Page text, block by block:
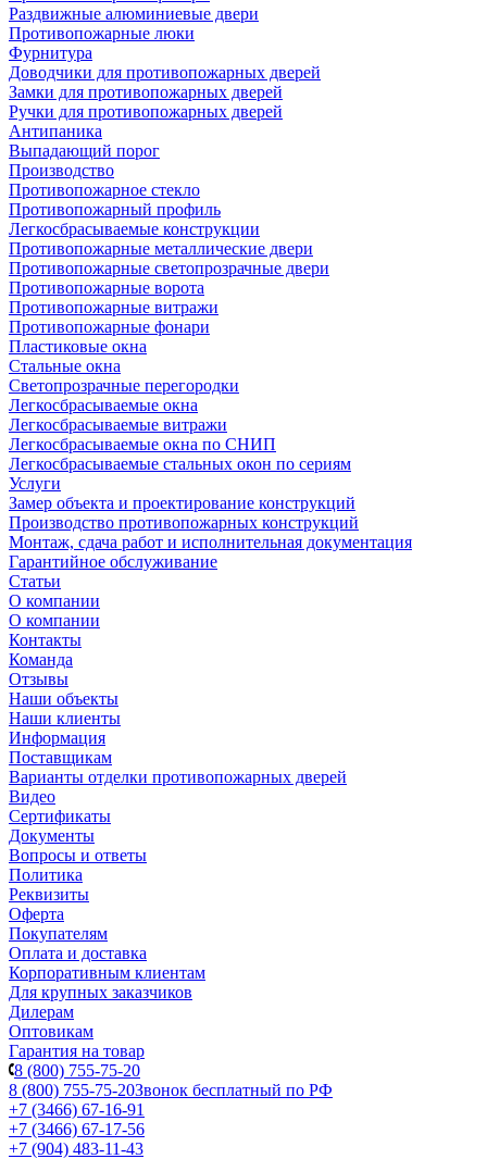
Раздвижные алюминиевые двери
Противопожарные люки
Фурнитура
Доводчики для противопожарных дверей
Замки для противопожарных дверей
Ручки для противопожарных дверей
Антипаника
Выпадающий порог
Производство
Противопожарное стекло
Противопожарный профиль
Легкосбрасываемые конструкции
Противопожарные металлические двери
Противопожарные светопрозрачные двери
Противопожарные ворота
Противопожарные витражи
Противопожарные фонари
Пластиковые окна
Стальные окна
Светопрозрачные перегородки
Легкосбрасываемые окна
Легкосбрасываемые витражи
Легкосбрасываемые окна по СНИП
Легкосбрасываемые стальных окон по сериям
Услуги
Замер объекта и проектирование конструкций
Производство противопожарных конструкций
Монтаж, сдача работ и исполнительная документация
Гарантийное обслуживание
Статьи
О компании
О компании
Контакты
Команда
Отзывы
Наши объекты
Наши клиенты
Информация
Поставщикам
Варианты отделки противопожарных дверей
Видео
Сертификаты
Документы
Вопросы и ответы
Политика
Реквизиты
Оферта
Покупателям
Оплата и доставка
Корпоративным клиентам
Для крупных заказчиков
Дилерам
Оптовикам
Гарантия на товар
8 (800) 755-75-20
8 (800) 755-75-20Звонок бесплатный по РФ
+7 (3466) 67-16-91
+7 (3466) 67-17-56
+7 (904) 483-11-43